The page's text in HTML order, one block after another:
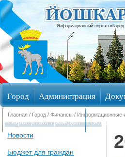
Информационный портал
Город Администрация
Обращения граждан
Главная / Город / Финансы / Информационные
Новости
Бюджет для граждан